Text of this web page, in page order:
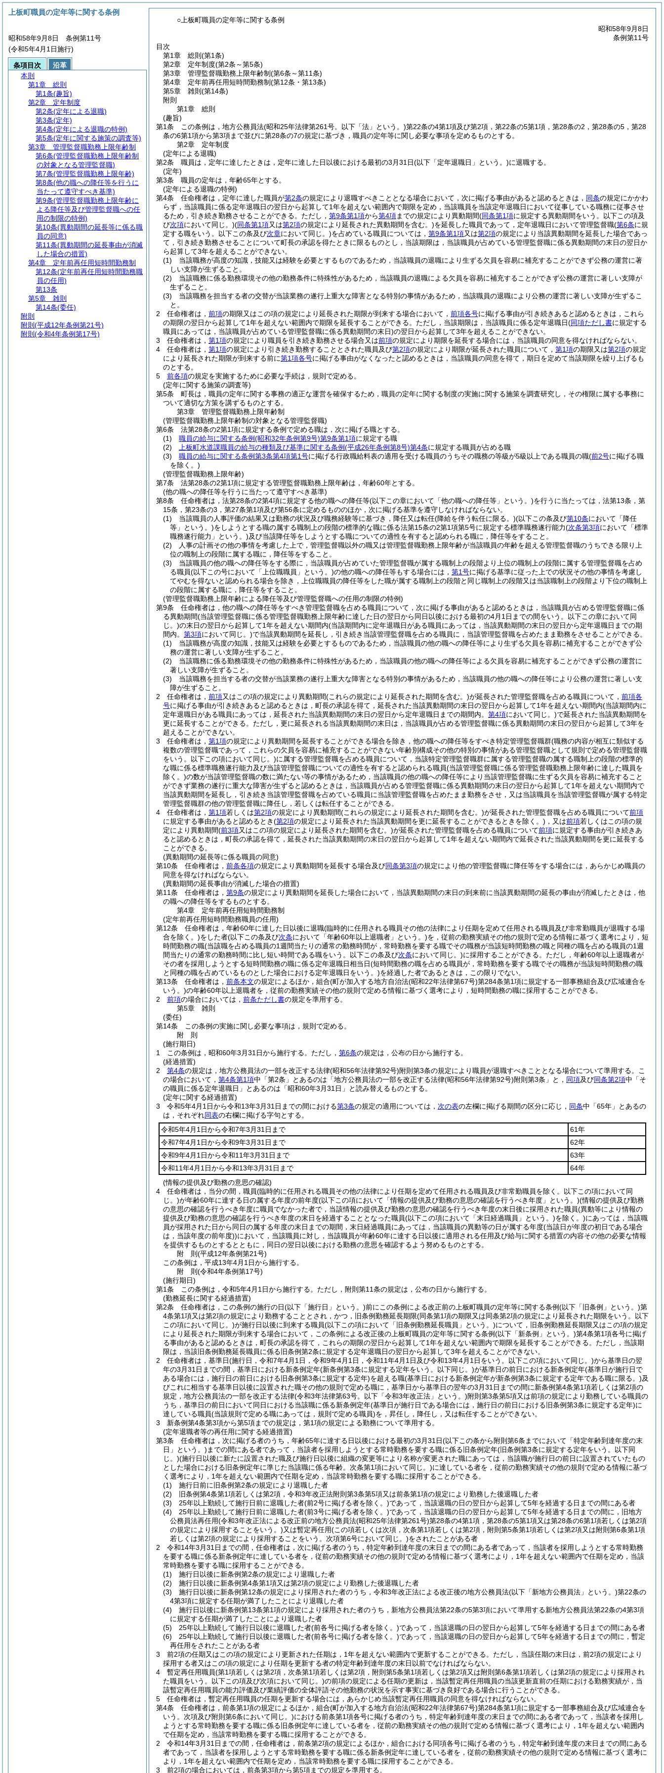
○上板町職員の定年等に関する条例
昭和58年9月8日
条例第11号
目次
第1章
総則 (第1条)
第2章
定年制度(第2条～第5条)
第3章
管理監督職勤務上限年齢制(第6条～第11条)
第4章
定年前再任用短時間勤務制(第12条・第13条)
第5章
雑則 (第14条)
附則
第1章
総則
(趣旨)
第1条
この条例は，地方公務員法(昭和25年法律第261号。以下「法」という。)第22条の4第1項及び第2項，第22条の5第1項，第28条の2，第28条の5，第28
条の6第1項から第3項まで並びに第28条の7の規定に基づき，職員の定年等に関し必要な事項を定めるものとする。
第2章
定年制度
(定年による退職)
第2条
職員は，定年に達したときは，定年に達した日以後における最初の3月31日(以下「定年退職日」という。)に退職する。
(定年)
第3条
職員の定年は，年齢65年とする。
(定年による退職の特例)
第4条
任命権者は，定年に達した職員が第2条の規定により退職すべきこととなる場合において，次に掲げる事由があると認めるときは， 同条の規定にかかわ
らず，当該職員に係る定年退職日の翌日から起算して1年を超えない範囲内で期限を定め，当該職員を当該定年退職日において従事している職務に従事させ
るため，引き続き勤務させることができる。 ただし， 第9条第1項から第4項までの規定により異動期間(同条第1項に規定する異動期間をいう。以下この項及
び次項において同じ。)(同条第1項又は第2項の規定により延長された異動期間を含む。)を延長した職員であって，定年退職日において管理監督職(第6条に規
定する職をいう。以下この条及び次章において同じ。)を占めている職員については， 第9条第1項又は第2項の規定により当該異動期間を延長した場合であっ
て，引き続き勤務させることについて町長の承認を得たときに限るものとし，当該期限は，当該職員が占めている管理監督職に係る異動期間の末日の翌日か
ら起算して3年を超えることができない。
(1)
当該職務が高度の知識，技能又は経験を必要とするものであるため，当該職員の退職により生ずる欠員を容易に補充することができず公務の運営に著
しい支障が生ずること。
(2)
当該職務に係る勤務環境その他の勤務条件に特殊性があるため，当該職員の退職による欠員を容易に補充することができず公務の運営に著しい支障が
生ずること。
(3)
当該職務を担当する者の交替が当該業務の遂行上重大な障害となる特別の事情があるため，当該職員の退職により公務の運営に著しい支障が生ずるこ
と。
2
任命権者は， 前項の期限又はこの項の規定により延長された期限が到来する場合において， 前項各号に掲げる事由が引き続きあると認めるときは，これら
の期限の翌日から起算して1年を超えない範囲内で期限を延長することができる。 ただし，当該期限は，当該職員に係る定年退職日(同項ただし書に規定する
職員にあっては，当該職員が占めている管理監督職に係る異動期間の末日)の翌日から起算して3年を超えることができない。
3
任命権者は， 第1項の規定により職員を引き続き勤務させる場合又は前項の規定により期限を延長する場合には，当該職員の同意を得なければならない。
4
任命権者は， 第1項の規定により引き続き勤務することとされた職員及び第2項の規定により期限が延長された職員について， 第1項の期限又は第2項の規定
により延長された期限が到来する前に第1項各号に掲げる事由がなくなったと認めるときは，当該職員の同意を得て，期日を定めて当該期限を繰り上げるも
のとする。
5
前各項の規定を実施するために必要な手続は，規則で定める。
(定年に関する施策の調査等)
第5条
町長は，職員の定年に関する事務の適正な運営を確保するため，職員の定年に関する制度の実施に関する施策を調査研究し，その権限に属する事務に
ついて適切な方策を講ずるものとする。
第3章
管理監督職勤務上限年齢制
(管理監督職勤務上限年齢制の対象となる管理監督職)
第6条
法第28条の2第1項に規定する条例で定める職は，次に掲げる職とする。
(1)
職員の給与に関する条例(昭和32年条例第9号)第9条第1項に規定する職
(2)
上板町水道課職員の給与の種類及び基準に関する条例(平成26年条例第8号)第4条に規定する職員が占める職
(3)
職員の給与に関する条例第3条第4項第1号に掲げる行政職給料表の適用を受ける職員のうちその職務の等級が5級以上である職員の職(前2号に掲げる職
を除く。)
(管理監督職勤務上限年齢)
第7条
法第28条の2第1項に規定する管理監督職勤務上限年齢は，年齢60年とする。
(他の職への降任等を行うに当たって遵守すべき基準)
第8条
任命権者は，法第28条の2第4項に規定する他の職への降任等(以下この章において「他の職への降任等」という。)を行うに当たっては，法第13条，第
15条，第23条の3，第27条第1項及び第56条に定めるもののほか，次に掲げる基準を遵守しなければならない。
(1)
当該職員の人事評価の結果又は勤務の状況及び職務経験等に基づき，降任又は転任(降給を伴う転任に限る。)(以下この条及び第10条において「降任
等」という。)をしようとする職の属する職制上の段階の標準的な職に係る法第15条の2第1項第5号に規定する標準職務遂行能力(次条第3項において「標準
職務遂行能力」という。)及び当該降任等をしようとする職についての適性を有すると認められる職に，降任等をすること。
(2)
人事の計画その他の事情を考慮した上で，管理監督職以外の職又は管理監督職勤務上限年齢が当該職員の年齢を超える管理監督職のうちできる限り上
位の職制上の段階に属する職に，降任等をすること。
(3)
当該職員の他の職への降任等をする際に，当該職員が占めていた管理監督職が属する職制上の段階より上位の職制上の段階に属する管理監督職を占め
る職員(以下この号において「上位職職員」という。)の他の職への降任等もする場合には， 第1号に掲げる基準に従った上での状況その他の事情を考慮し
てやむを得ないと認められる場合を除き，上位職職員の降任等をした職が属する職制上の段階と同じ職制上の段階又は当該職制上の段階より下位の職制上
の段階に属する職に，降任等をすること。
(管理監督職勤務上限年齢による降任等及び管理監督職への任用の制限の特例)
第9条
任命権者は，他の職への降任等をすべき管理監督職を占める職員について，次に掲げる事由があると認めるときは，当該職員が占める管理監督職に係
る異動期間(当該管理監督職に係る管理監督職勤務上限年齢に達した日の翌日から同日以後における最初の4月1日までの間をいう。以下この章において同
じ。)の末日の翌日から起算して1年を超えない期間内(当該期間内に定年退職日がある職員にあっては，当該異動期間の末日の翌日から定年退職日までの期
間内。 第3項において同じ。)で当該異動期間を延長し，引き続き当該管理監督職を占める職員に，当該管理監督職を占めたまま勤務をさせることができる。
(1)
当該職務が高度の知識，技能又は経験を必要とするものであるため，当該職員の他の職への降任等により生ずる欠員を容易に補充することができず公
務の運営に著しい支障が生ずること。
(2)
当該職務に係る勤務環境その他の勤務条件に特殊性があるため，当該職員の他の職への降任等による欠員を容易に補充することができず公務の運営に
著しい支障が生ずること。
(3)
当該職務を担当する者の交替が当該業務の遂行上重大な障害となる特別の事情があるため，当該職員の他の職への降任等により公務の運営に著しい支
障が生ずること。
2
任命権者は， 前項又はこの項の規定により異動期間(これらの規定により延長された期間を含む。)が延長された管理監督職を占める職員について， 前項各
号に掲げる事由が引き続きあると認めるときは，町長の承認を得て，延長された当該異動期間の末日の翌日から起算して1年を超えない期間内(当該期間内に
定年退職日がある職員にあっては，延長された当該異動期間の末日の翌日から定年退職日までの期間内。 第4項において同じ。)で延長された当該異動期間を
更に延長することができる。 ただし，更に延長される当該異動期間の末日は，当該職員が占める管理監督職に係る異動期間の末日の翌日から起算して3年を
超えることができない。
3
任命権者は， 第1項の規定により異動期間を延長することができる場合を除き，他の職への降任等をすべき特定管理監督職群(職務の内容が相互に類似する
複数の管理監督職であって，これらの欠員を容易に補充することができない年齢別構成その他の特別の事情がある管理監督職として規則で定める管理監督職
をいう。以下この項において同じ。)に属する管理監督職を占める職員について，当該特定管理監督職群に属する管理監督職の属する職制上の段階の標準的
な職に係る標準職務遂行能力及び当該管理監督職についての適性を有すると認められる職員(当該管理監督職に係る管理監督職勤務上限年齢に達した職員を
除く。)の数が当該管理監督職の数に満たない等の事情があるため，当該職員の他の職への降任等により当該管理監督職に生ずる欠員を容易に補充すること
ができず業務の遂行に重大な障害が生ずると認めるときは，当該職員が占める管理監督職に係る異動期間の末日の翌日から起算して1年を超えない期間内で
当該異動期間を延長し，引き続き当該管理監督職を占めている職員に当該管理監督職を占めたまま勤務をさせ，又は当該職員を当該管理監督職が属する特定
管理監督職群の他の管理監督職に降任し，若しくは転任することができる。
4
任命権者は， 第1項若しくは第2項の規定により異動期間(これらの規定により延長された期間を含む。)が延長された管理監督職を占める職員について前項
に規定する事由があると認めるとき(第2項の規定により延長された当該異動期間を更に延長することができるときを除く。) ，又は前項若しくはこの項の規
定により異動期間(前3項又はこの項の規定により延長された期間を含む。)が延長された管理監督職を占める職員について前項に規定する事由が引き続きあ
ると認めるときは，町長の承認を得て，延長された当該異動期間の末日の翌日から起算して1年を超えない期間内で延長された当該異動期間を更に延長する
ことができる。
(異動期間の延長等に係る職員の同意)
第10条
任命権者は， 前条各項の規定により異動期間を延長する場合及び同条第3項の規定により他の管理監督職に降任等をする場合には，あらかじめ職員の
同意を得なければならない。
(異動期間の延長事由が消滅した場合の措置)
第11条
任命権者は， 第9条の規定により異動期間を延長した場合において，当該異動期間の末日の到来前に当該異動期間の延長の事由が消滅したときは，他
の職への降任等をするものとする。
第4章
定年前再任用短時間勤務制
(定年前再任用短時間勤務職員の任用)
第12条
任命権者は，年齢60年に達した日以後に退職(臨時的に任用される職員その他の法律により任期を定めて任用される職員及び非常勤職員が退職する場
合を除く。)をした者(以下この条及び次条において「年齢60年以上退職者」という。)を，従前の勤務実績その他の規則で定める情報に基づく選考により，短
時間勤務の職(当該職を占める職員の1週間当たりの通常の勤務時間が，常時勤務を要する職でその職務が当該短時間勤務の職と同種の職を占める職員の1週
間当たりの通常の勤務時間に比し短い時間である職をいう。以下この条及び次条において同じ。)に採用することができる。 ただし，年齢60年以上退職者が
その者を採用しようとする短時間勤務の職に係る定年退職日相当日(短時間勤務の職を占める職員が，常時勤務を要する職でその職務が当該短時間勤務の職
と同種の職を占めているものとした場合における定年退職日をいう。)を経過した者であるときは，この限りでない。
第13条
任命権者は， 前条本文の規定によるほか，組合(町が加入する地方自治法(昭和22年法律第67号)第284条第1項に規定する一部事務組合及び広域連合を
いう。)の年齢60年以上退職者を，従前の勤務実績その他の規則で定める情報に基づく選考により，短時間勤務の職に採用することができる。
2
前項の場合においては， 前条ただし書の規定を準用する。
第5章
雑則
(委任)
第14条
この条例の実施に関し必要な事項は，規則で定める。
附 則
(施行期日)
1
この条例は，昭和60年3月31日から施行する。 ただし， 第6条の規定は，公布の日から施行する。
(経過措置)
2
第4条の規定は，地方公務員法の一部を改正する法律(昭和56年法律第92号)附則第3条の規定により職員が退職すべきこととなる場合について準用する。
こ
の場合において， 第4条第1項中「第2条」とあるのは「地方公務員法の一部を改正する法律(昭和56年法律第92号)附則第3条」と， 同項及び同条第2項中「そ
の職員に係る定年退職日」とあるのは「昭和60年3月31日」と読み替えるものとする。
(定年に関する経過措置)
3
令和5年4月1日から令和13年3月31日までの間における第3条の規定の適用については， 次の表の左欄に掲げる期間の区分に応じ， 同条中「65年」とあるの
は，それぞれ同表の右欄に掲げる字句とする。
令和5年4月1日から令和7年3月31日まで
61年
令和7年4月1日から令和9年3月31日まで
62年
令和9年4月1日から令和11年3月31日まで
63年
令和11年4月1日から令和13年3月31日まで
64年
(情報の提供及び勤務の意思の確認)
4
任命権者は，当分の間，職員(臨時的に任用される職員その他の法律により任期を定めて任用される職員及び非常勤職員を除く。以下この項において同
じ。)が年齢60年に達する日の属する年度の前年度(以下この項において「情報の提供及び勤務の意思の確認を行うべき年度」という。)(情報の提供及び勤務
の意思の確認を行うべき年度に職員でなかった者で，当該情報の提供及び勤務の意思の確認を行うべき年度の末日後に採用された職員(異動等により情報の
提供及び勤務の意思の確認を行うべき年度の末日を経過することとなった職員(以下この項において「末日経過職員」という。)を除く。)にあっては，当該職
員が採用された日から同日の属する年度の末日までの期間，末日経過職員にあっては，当該職員の異動等の日が属する年度(当該日が年度の初日である場合
は，当該年度の前年度))において，当該職員に対し，当該職員が年齢60年に達する日以後に適用される任用及び給与に関する措置の内容その他の必要な情報
を提供するものとするとともに，同日の翌日以後における勤務の意思を確認するよう努めるものとする。
附 則(平成12年条例第21号)
この条例は，平成13年4月1日から施行する。
附 則(令和4年条例第17号)
(施行期日)
第1条
この条例は，令和5年4月1日から施行する。 ただし，附則第11条の規定は，公布の日から施行する。
(勤務延長に関する経過措置)
第2条
任命権者は，この条例の施行の日(以下「施行日」という。)前にこの条例による改正前の上板町職員の定年等に関する条例(以下「旧条例」という。)第
4条第1項又は第2項の規定により勤務することとされ，かつ，旧条例勤務延長期限(同条第1項の期限又は同条第2項の規定により延長された期限をいう。以下
この項において同じ。)が施行日以後に到来する職員(以下この項において「旧条例勤務延長職員」という。)について，旧条例勤務延長期限又はこの項の規定
により延長された期限が到来する場合において，この条例による改正後の上板町職員の定年等に関する条例(以下「新条例」という。)第4条第1項各号に掲げ
る事由があると認めるときは，町長の承認を得て，これらの期限の翌日から起算して1年を超えない範囲内で期限を延長することができる。 ただし，当該期
限は，当該旧条例勤務延長職員に係る旧条例第2条に規定する定年退職日の翌日から起算して3年を超えることができない。
2
任命権者は，基準日(施行日，令和7年4月1日，令和9年4月1日，令和11年4月1日及び令和13年4月1日をいう。以下この項において同じ。)から基準日の翌
年の3月31日までの間，基準日における新条例定年(新条例第3条に規定する定年をいう。以下同じ。)が基準日の前日における新条例定年(基準日が施行日で
ある場合には，施行日の前日における旧条例第3条に規定する定年)を超える職(基準日における新条例定年が新条例第3条に規定する定年である職に限る。)及
びこれに相当する基準日以後に設置された職その他の規則で定める職に，基準日から基準日の翌年の3月31日までの間に新条例第4条第1項若しくは第2項の
規定，地方公務員法の一部を改正する法律(令和3年法律第63号。以下「令和3年改正法」という。)附則第3条第5項又は前項の規定により勤務している職員の
うち，基準日の前日において同日における当該職に係る新条例定年(基準日が施行日である場合には，施行日の前日における旧条例第3条に規定する定年)に
達している職員(当該規則で定める職にあっては，規則で定める職員)を，昇任し，降任し，又は転任することができない。
3
新条例第4条第3項から第5項までの規定は，第1項の規定による勤務について準用する。
(定年退職者等の再任用に関する経過措置)
第3条
任命権者は，次に掲げる者のうち，年齢65年に達する日以後における最初の3月31日(以下この条から附則第6条までにおいて「特定年齢到達年度の末
日」という。) までの間にある者であって，当該者を採用しようとする常時勤務を要する職に係る旧条例定年(旧条例第3条に規定する定年をいう。以下同
じ。)(施行日以後に新たに設置された職及び施行日以後に組織の変更等により名称が変更された職にあっては，当該職が施行日の前日に設置されていたもの
とした場合における旧条例定年に準じた当該職に係る年齢。次条第1項において同じ。)に達している者を，従前の勤務実績その他の規則で定める情報に基づ
く選考により，1年を超えない範囲内で任期を定め，当該常時勤務を要する職に採用することができる。
(1)
施行日前に旧条例第2条の規定により退職した者
(2)
旧条例第4条第1項若しくは第2項，令和3年改正法附則第3条第5項又は前条第1項の規定により勤務した後退職した者
(3)
25年以上勤続して施行日前に退職した者(前2号に掲げる者を除く。)であって，当該退職の日の翌日から起算して5年を経過する日までの間にある者
(4)
25年以上勤続して施行日前に退職した者(前3号に掲げる者を除く。)であって，当該退職の日の翌日から起算して5年を経過する日までの間に，旧地方
公務員法再任用(令和3年改正法による改正前の地方公務員法(昭和25年法律第261号)第28条の4第1項，第28条の5第1項又は第28条の6第1項若しくは第2項
の規定により採用することをいう。)又は暫定再任用(この項若しくは次項，次条第1項若しくは第2項，附則第5条第1項若しくは第2項又は附則第6条第1項
若しくは第2項の規定により採用することをいう。次項第6号において同じ。)をされたことがある者
2
令和14年3月31日までの間，任命権者は，次に掲げる者のうち，特定年齢到達年度の末日までの間にある者であって，当該者を採用しようとする常時勤務
を要する職に係る新条例定年に達している者を，従前の勤務実績その他の規則で定める情報に基づく選考により，1年を超えない範囲内で任期を定め，当該
常時勤務を要する職に採用することができる。
(1)
施行日以後に新条例第2条の規定により退職した者
(2)
施行日以後に新条例第4条第1項又は第2項の規定により勤務した後退職した者
(3)
施行日以後に新条例第12条の規定により採用された者のうち，令和3年改正法による改正後の地方公務員法(以下「新地方公務員法」という。)第22条の
4第3項に規定する任期が満了したことにより退職した者
(4)
施行日以後に新条例第13条第1項の規定により採用された者のうち，新地方公務員法第22条の5第3項において準用する新地方公務員法第22条の4第3項
に規定する任期が満了したことにより退職した者
(5)
25年以上勤続して施行日以後に退職した者(前各号に掲げる者を除く。)であって，当該退職の日の翌日から起算して5年を経過する日までの間にある者
(6)
25年以上勤続して施行日以後に退職した者(前各号に掲げる者を除く。)であって，当該退職の日の翌日から起算して5年を経過する日までの間に，暫定
再任用をされたことがある者
3
前2項の任期又はこの項の規定により更新された任期は，1年を超えない範囲内で更新することができる。 ただし，当該任期の末日は，前2項の規定により
採用する者又はこの項の規定により任期を更新する者の特定年齢到達年度の末日以前でなければならない。
4
暫定再任用職員(第1項若しくは第2項，次条第1項若しくは第2項，附則第5条第1項若しくは第2項又は附則第6条第1項若しくは第2項の規定により採用され
た職員をいう。以下この項及び次項において同じ。)の前項の規定による任期の更新は，当該暫定再任用職員の当該更新直前の任期における勤務実績が，当
該暫定再任用職員の能力評価及び業績評価の全体評語その他勤務の状況を示す事実に基づき良好である場合に行うことができる。
5
任命権者は，暫定再任用職員の任期を更新する場合には，あらかじめ当該暫定再任用職員の同意を得なければならない。
第4条
任命権者は，前条第1項の規定によるほか，組合(町が加入する地方自治法(昭和22年法律第67号)第284条第1項に規定する一部事務組合及び広域連合を
いう。次項及び附則第6条において同じ。)における前条第1項各号に掲げる者のうち，特定年齢到達年度の末日までの間にある者であって，当該者を採用し
ようとする常時勤務を要する職に係る旧条例定年に達している者を，従前の勤務実績その他の規則で定める情報に基づく選考により，1年を超えない範囲内
で任期を定め，当該常時勤務を要する職に採用することができる。
2
令和14年3月31日までの間，任命権者は，前条第2項の規定によるほか，組合における同項各号に掲げる者のうち，特定年齢到達年度の末日までの間にある
者であって，当該者を採用しようとする常時勤務を要する職に係る新条例定年に達している者を，従前の勤務実績その他の規則で定める情報に基づく選考に
より，1年を超えない範囲内で任期を定め，当該常時勤務を要する職に採用することができる。
3
前2項の場合においては，前条第3項から第5項までの規定を準用する。
上板町職員の定年等に関する条例
昭和58年9月8日 条例第11号
(令和5年4月1日施行)
条項目次
沿革
本則
第1章
総則
第1条(趣旨)
第2章
定年制度
第2条(定年による退職)
第3条(定年)
第4条(定年による退職の特例)
第5条(定年に関する施策の調査等)
第3章
管理監督職勤務上限年齢制
第6条(管理監督職勤務上限年齢制
の対象となる管理監督職)
第7条(管理監督職勤務上限年齢)
第8条(他の職への降任等を行うに
当たって遵守すべき基準)
第9条(管理監督職勤務上限年齢に
よる降任等及び管理監督職への任
用の制限の特例)
第10条(異動期間の延長等に係る職
員の同意)
第11条(異動期間の延長事由が消滅
した場合の措置)
第4章
定年前再任用短時間勤務制
第12条(定年前再任用短時間勤務職
員の任用)
第13条
第5章
雑則
第14条(委任)
附則
附則 (平成12年条例第21号)
附則 (令和4年条例第17号)